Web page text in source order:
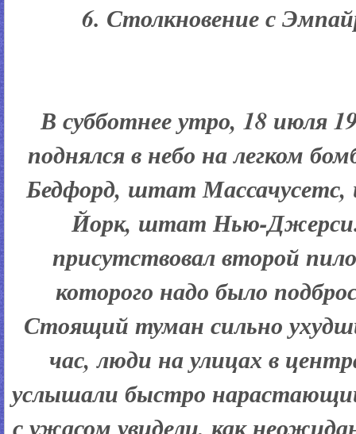
6. Столкновение с
В субботнее утро, 18 июля
поднялся в небо на легком
Бедфорд, штат Массачусетс,
Йорк, штат Нью-
присутствовал второй
которого надо было
Стоящий туман сильно
час, люди на улицах в
услышали быстро